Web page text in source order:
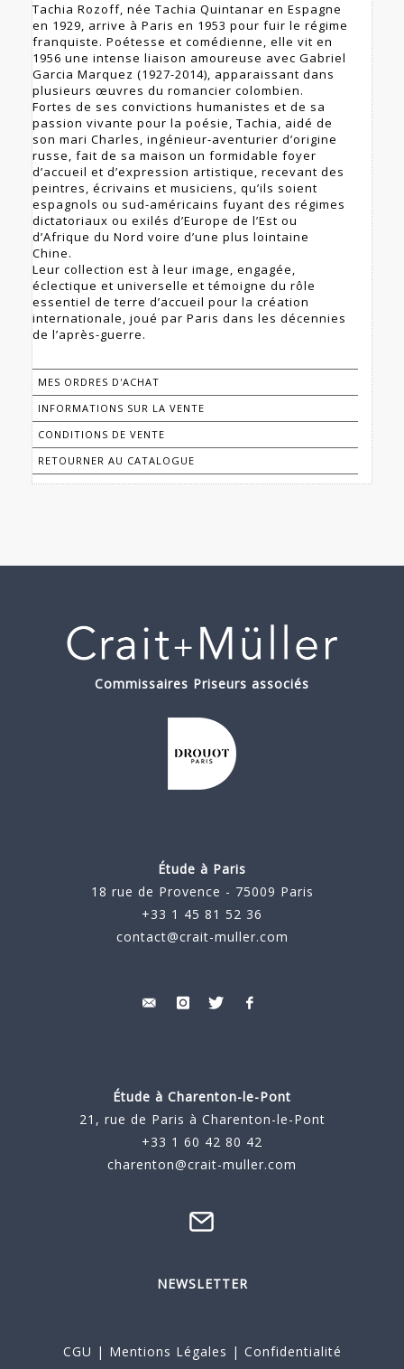
Tachia Rozoff, née Tachia Quintanar en Espagne
en 1929, arrive à Paris en 1953 pour fuir le régime
franquiste. Poétesse et comédienne, elle vit en
1956 une intense liaison amoureuse avec Gabriel
Garcia Marquez (1927-2014), apparaissant dans
plusieurs œuvres du romancier colombien.
Fortes de ses convictions humanistes et de sa
passion vivante pour la poésie, Tachia, aidé de
son mari Charles, ingénieur-aventurier d’origine
russe, fait de sa maison un formidable foyer
d’accueil et d’expression artistique, recevant des
peintres, écrivains et musiciens, qu’ils soient
espagnols ou sud-américains fuyant des régimes
dictatoriaux ou exilés d’Europe de l’Est ou
d’Afrique du Nord voire d’une plus lointaine
Chine.
Leur collection est à leur image, engagée,
éclectique et universelle et témoigne du rôle
essentiel de terre d’accueil pour la création
internationale, joué par Paris dans les décennies
de l’après-guerre.
MES ORDRES D'ACHAT
INFORMATIONS SUR LA VENTE
CONDITIONS DE VENTE
RETOURNER AU CATALOGUE
Commissaires Priseurs associés
Étude à Paris
18 rue de Provence - 75009 Paris
+33 1 45 81 52 36
contact@crait-muller.com
Étude à Charenton-le-Pont
21, rue de Paris à Charenton-le-Pont
+33 1 60 42 80 42
charenton@crait-muller.com
NEWSLETTER
CGU | Mentions Légales | Confidentialité